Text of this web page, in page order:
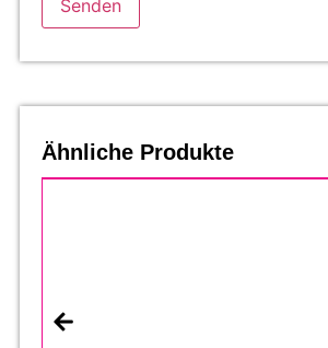
Ähnliche Produkte